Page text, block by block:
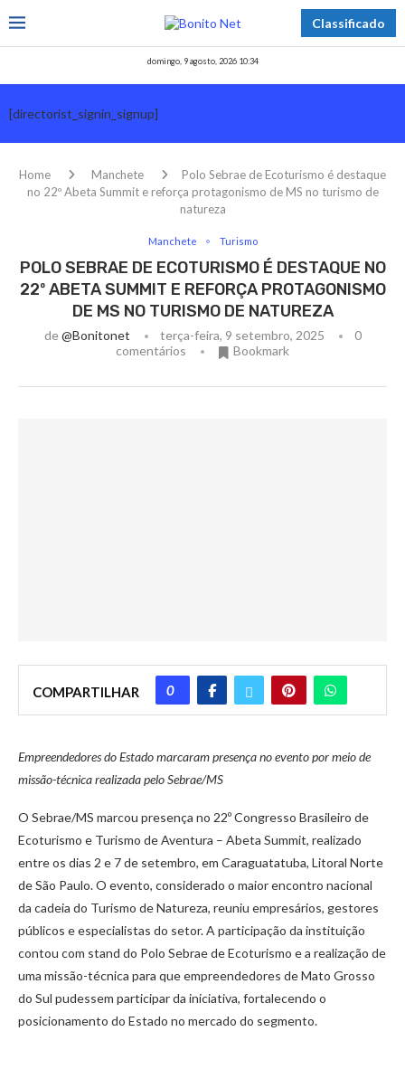
Classificado
domingo, 9 agosto, 2026 10:34
[directorist_signin_signup]
Home Manchete
Polo Sebrae de Ecoturismo é destaque
no 22º Abeta Summit e reforça protagonismo de MS no turismo de
natureza
Manchete Turismo
POLO SEBRAE DE ECOTURISMO É DESTAQUE NO
22º ABETA SUMMIT E REFORÇA PROTAGONISMO
DE MS NO TURISMO DE NATUREZA
de@bonitonet terça-feira, 9 setembro, 2025
0
comentários
Bookmark
COMPARTILHAR 0
Empreendedores do Estado marcaram presença no evento por meio de
missão-técnica realizada pelo Sebrae/MS
O Sebrae/MS marcou presença no 22º Congresso Brasileiro de
Ecoturismo e Turismo de Aventura – Abeta Summit, realizado
entre os dias 2 e 7 de setembro, em Caraguatatuba, Litoral Norte
de São Paulo. O evento, considerado o maior encontro nacional
da cadeia do Turismo de Natureza, reuniu empresários, gestores
públicos e especialistas do setor. A participação da instituição
contou com stand do Polo Sebrae de Ecoturismo e a realização de
uma missão-técnica para que empreendedores de Mato Grosso
do Sul pudessem participar da iniciativa, fortalecendo o
posicionamento do Estado no mercado do segmento.